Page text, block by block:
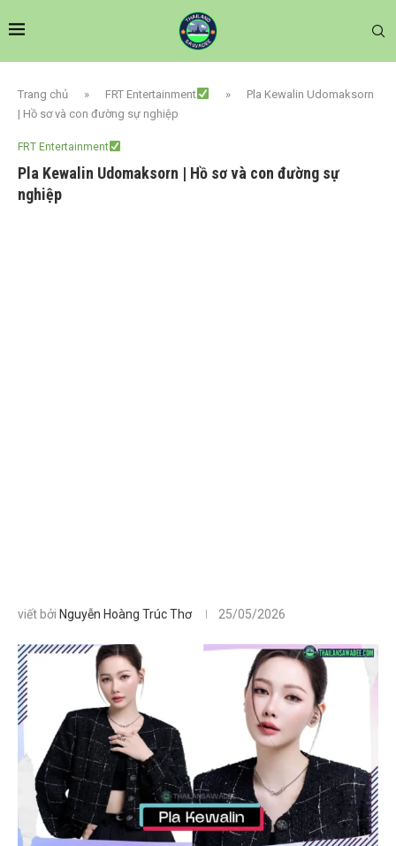
Trang chủ » FRT Entertainment »
Pla Kewalin Udomaksorn
| Hồ sơ và con đường sự nghiệp
FRT Entertainment
Pla Kewalin Udomaksorn | Hồ sơ và con đường sự
nghiệp
viết bởi Nguyễn Hoàng Trúc Thơ 25/05/2026